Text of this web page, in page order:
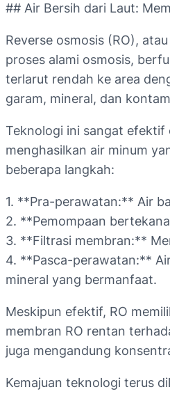
## Air Bersih dari Laut:
Reverse osmosis (RO),
proses alami osmosis,
terlarut rendah ke area
garam, mineral, dan
Teknologi ini sangat efektif
menghasilkan air minum
beberapa langkah:
1. **Pra-perawatan:** Air
2. **Pemompaan
3. **Filtrasi membran:**
4. **Pasca-perawatan:**
mineral yang bermanfaat.
Meskipun efektif, RO
membran RO rentan
juga mengandung
Kemajuan teknologi terus